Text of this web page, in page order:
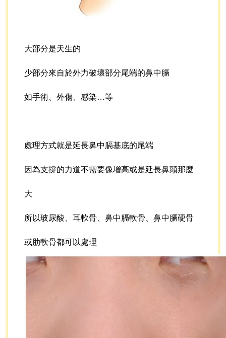
大部分是天生的
少部分來自於外力破壞部分尾端的鼻中膈
如手術、外傷、感染…等
處理方式就是延長鼻中膈基底的尾端
因為支撐的力道不需要像增高或是延長鼻頭那麼
大
所以玻尿酸、耳軟骨、鼻中膈軟骨、鼻中膈硬骨
或肋軟骨都可以處理